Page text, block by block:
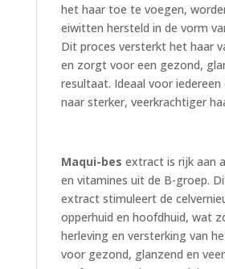
het haar toe te voegen,
eiwitten hersteld in de vorm
Dit proces versterkt het haar
en zorgt voor een gezond,
resultaat. Ideaal voor iedereen
naar sterker, veerkrachtiger
Maqui-bes extract is rijk aan
en vitamines uit de B-groep.
extract stimuleert de
opperhuid en hoofdhuid, wat
herleving en versterking van
voor gezond, glanzend en